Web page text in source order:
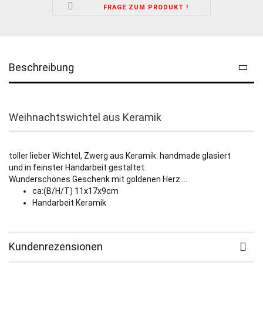
FRAGE ZUM PRODUKT !
Beschreibung
Weihnachtswichtel aus Keramik
toller lieber Wichtel, Zwerg aus Keramik. handmade glasiert
und in feinster Handarbeit gestaltet.
Wunderschönes Geschenk mit goldenen Herz....
ca:(B/H/T) 11x17x9cm
Handarbeit Keramik
Kundenrezensionen